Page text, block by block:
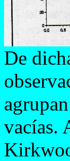
De
vacías.